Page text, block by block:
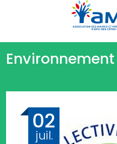
Environnement
02
juil.
Panneau de gestion des cookies